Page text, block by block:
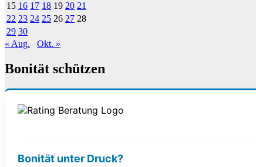
15 16 17 18 19 20 21
22 23 24 25 26 27 28
29 30
« Aug.
Okt. »
Bonität schützen
Bonität unter Druck?